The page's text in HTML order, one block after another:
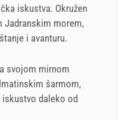
iskustva. Okružen
morem,
i avanturu.
svojom mirnom
šarmom,
daleko od